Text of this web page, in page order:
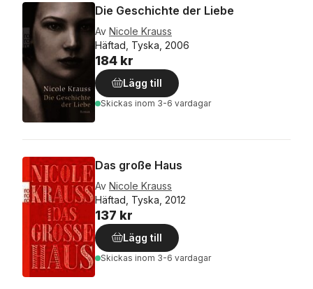
Die Geschichte der Liebe
Av Nicole Krauss
Häftad, Tyska, 2006
184 kr
Lägg till
Skickas inom 3-6 vardagar
Das große Haus
Av Nicole Krauss
Häftad, Tyska, 2012
137 kr
Lägg till
Skickas inom 3-6 vardagar